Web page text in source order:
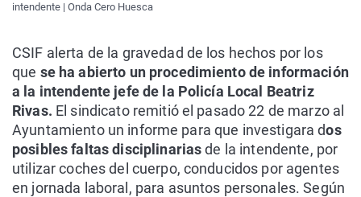
intendente | Onda Cero Huesca
CSIF alerta de la gravedad de los hechos por los
que se ha abierto un procedimiento de información
a la intendente jefe de la Policía Local Beatriz
Rivas. El sindicato remitió el pasado 22 de marzo al
Ayuntamiento un informe para que investigara dos
posibles faltas disciplinariasde la intendente, por
utilizar coches del cuerpo, conducidos por agentes
en jornada laboral, para asuntos personales. Según